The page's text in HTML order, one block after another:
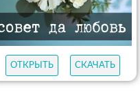
ОТКРЫТЬ СКАЧАТЬ